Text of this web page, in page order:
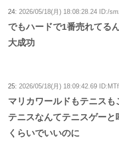
24: 2026/05/18(月) 18:08:28.24 ID:/
でもハードで1番売れてる
大成功
25: 2026/05/18(月) 18:09:42.69
マリカワールドもテニス
テニスなんてテニスゲー
くらいでいいのに